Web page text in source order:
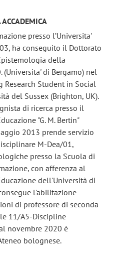
presso l’Universita'
ha conseguito il Dottorato
della
(Universita' di Bergamo) nel
Research Student in Social
del Sussex (Brighton, UK).
di ricerca presso il
"G. M. Bertin"
2013 prende servizio
M-Dea/01,
presso la Scuola di
con afferenza al
dell'Università di
l'abilitazione
di professore di seconda
11/A5-Discipline
novembre 2020 è
bolognese.